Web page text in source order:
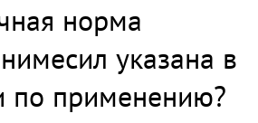
норма
указана в
по применению?